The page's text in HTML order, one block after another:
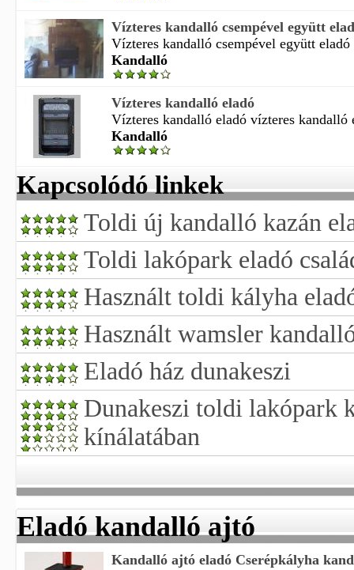
Vízteres kandalló csempével együtt
Vízteres kandalló csempével együtt
Kandalló
Vízteres kandalló eladó
Vízteres kandalló eladó vízteres
Kandalló
Kapcsolódó linkek
Toldi új kandalló kazán
Toldi lakópark eladó
Használt toldi kályha
Használt wamsler
Eladó ház dunakeszi
Dunakeszi toldi lakópark
kínálatában
Eladó kandalló ajtó
Kandalló ajtó eladó Cserépkályha